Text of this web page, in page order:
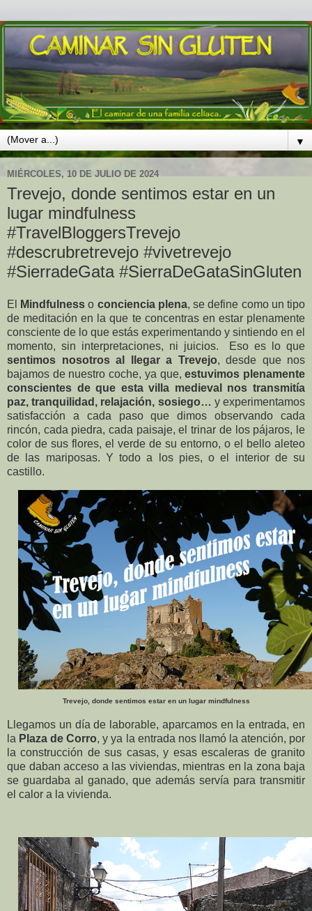
▼
MIÉRCOLES, 10 DE JULIO DE 2024
Trevejo, donde sentimos estar en un
lugar mindfulness
#TravelBloggersTrevejo
#descrubretrevejo #vivetrevejo
#SierradeGata #SierraDeGataSinGluten
El Mindfulness o conciencia plena, se define como un tipo
de meditación en la que te concentras en estar plenamente
consciente de lo que estás experimentando y sintiendo en el
momento, sin interpretaciones, ni juicios. Eso es lo que
sentimos nosotros al llegar a Trevejo, desde que nos
bajamos de nuestro coche, ya que,estuvimos plenamente
conscientes de que esta villa medieval nos transmitía
paz, tranquilidad, relajación, sosiego… y experimentamos
satisfacción a cada paso que dimos observando cada
rincón, cada piedra, cada paisaje, el trinar de los pájaros, le
color de sus flores, el verde de su entorno, o el bello aleteo
de las mariposas. Y todo a los pies, o el interior de su
castillo.
Trevejo, donde sentimos estar en un lugar mindfulness
Llegamos un día de laborable, aparcamos en la entrada, en
la Plaza de Corro, y ya la entrada nos llamó la atención, por
la construcción de sus casas, y esas escaleras de granito
que daban acceso a las viviendas, mientras en la zona baja
se guardaba al ganado, que además servía para transmitir
el calor a la vivienda.